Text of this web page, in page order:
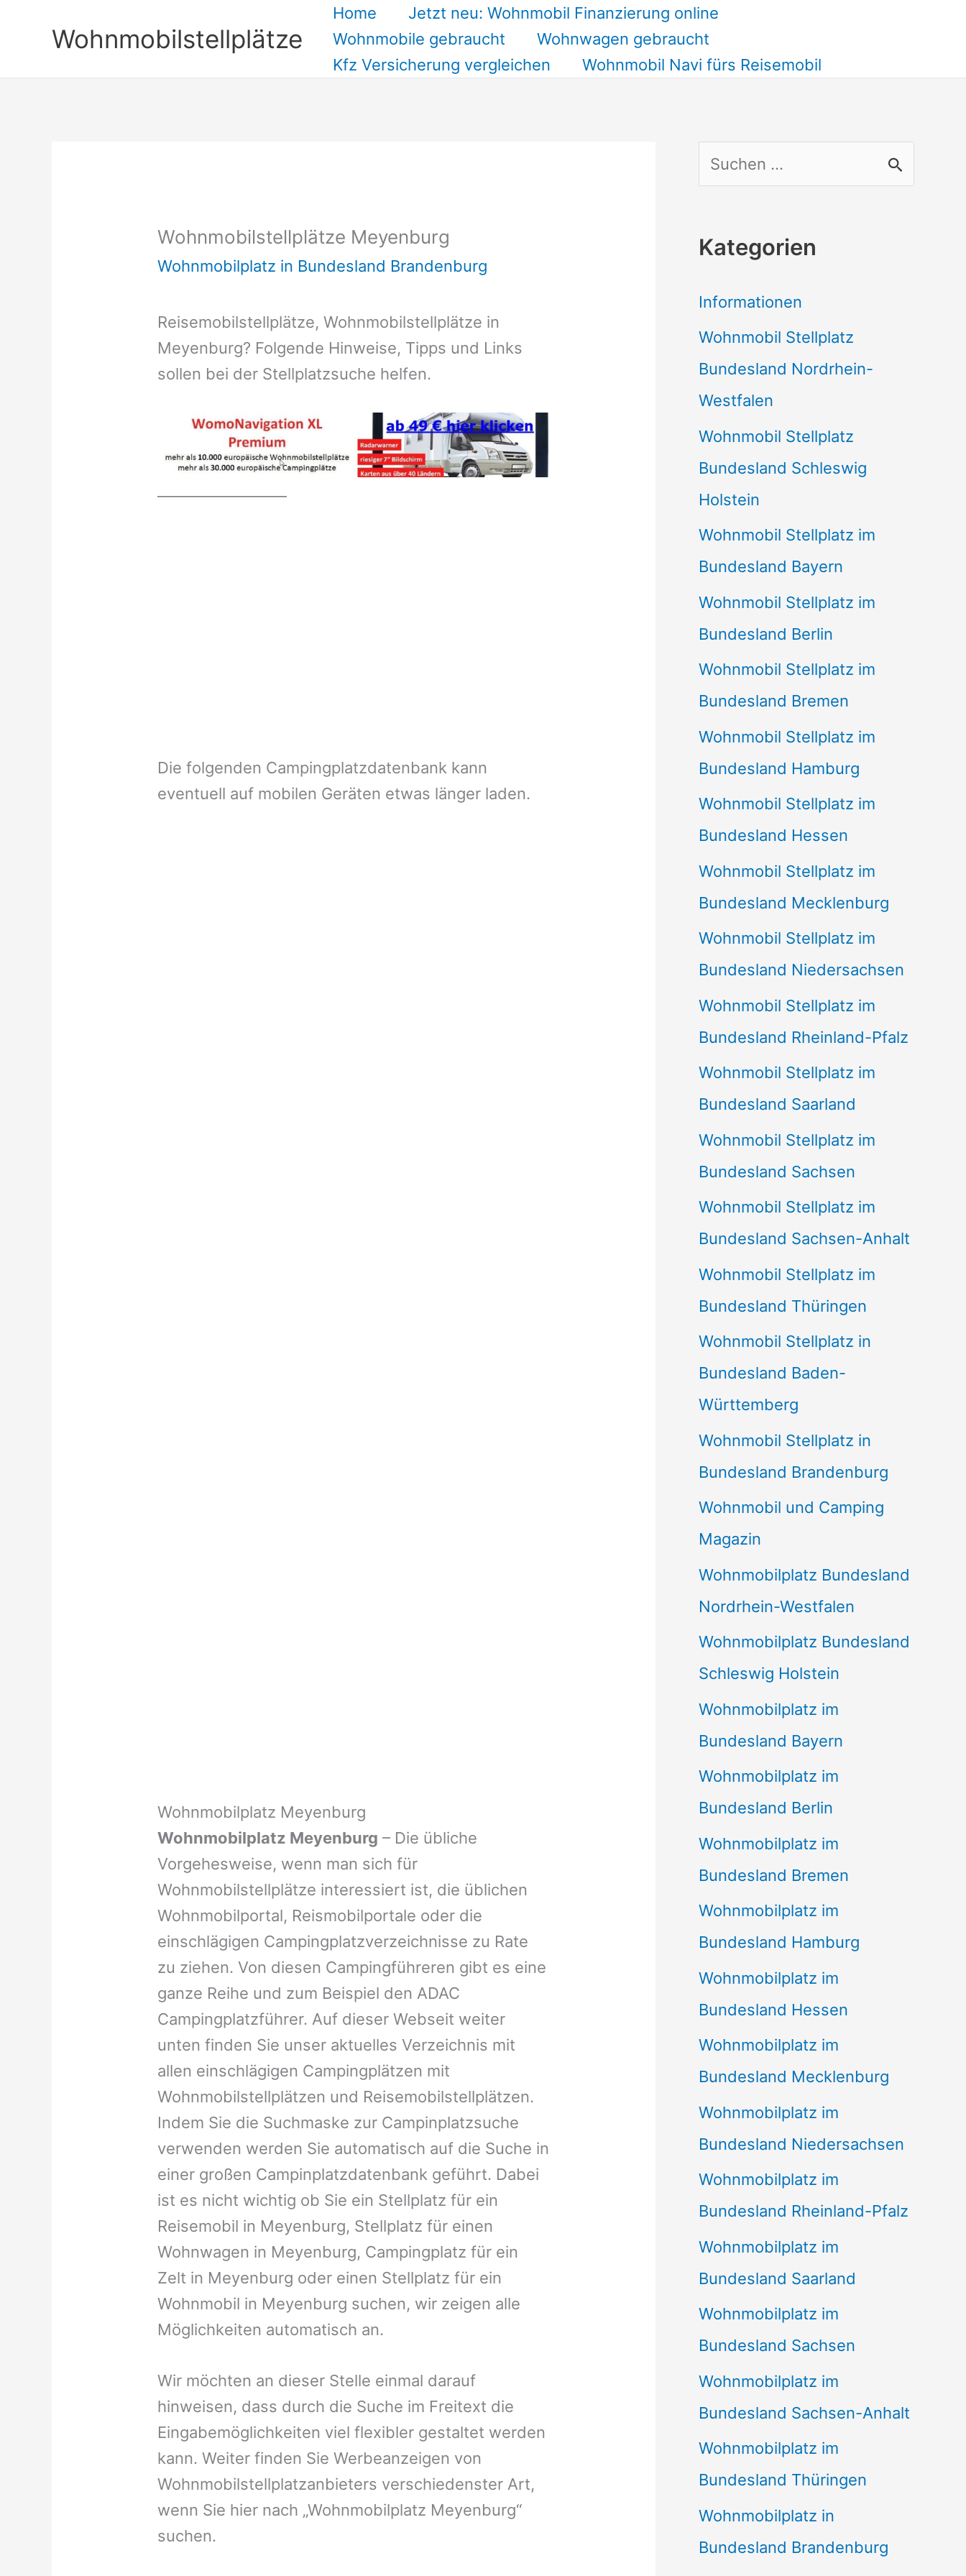
Wohnmobilstellplätze
Home
Jetzt neu: Wohnmobil Finanzierung online
Wohnmobile gebraucht
Wohnwagen gebraucht
Kfz Versicherung vergleichen
Wohnmobil Navi fürs Reisemobil
Wohnmobilstellplätze Meyenburg
Wohnmobilplatz in Bundesland Brandenburg
Reisemobilstellplätze, Wohnmobilstellplätze in
Meyenburg? Folgende Hinweise, Tipps und Links
sollen bei der Stellplatzsuche helfen.
Die folgenden Campingplatzdatenbank kann
eventuell auf mobilen Geräten etwas länger laden.
Wohnmobilplatz Meyenburg
Wohnmobilplatz Meyenburg – Die übliche
Vorgehesweise, wenn man sich für
Wohnmobilstellplätze interessiert ist, die üblichen
Wohnmobilportal, Reismobilportale oder die
einschlägigen Campingplatzverzeichnisse zu Rate
zu ziehen. Von diesen Campingführeren gibt es eine
ganze Reihe und zum Beispiel den ADAC
Campingplatzführer. Auf dieser Webseit weiter
unten finden Sie unser aktuelles Verzeichnis mit
allen einschlägigen Campingplätzen mit
Wohnmobilstellplätzen und Reisemobilstellplätzen.
Indem Sie die Suchmaske zur Campinplatzsuche
verwenden werden Sie automatisch auf die Suche in
einer großen Campinplatzdatenbank geführt. Dabei
ist es nicht wichtig ob Sie ein Stellplatz für ein
Reisemobil in Meyenburg, Stellplatz für einen
Wohnwagen in Meyenburg, Campingplatz für ein
Zelt in Meyenburg oder einen Stellplatz für ein
Wohnmobil in Meyenburg suchen, wir zeigen alle
Möglichkeiten automatisch an.
Wir möchten an dieser Stelle einmal darauf
hinweisen, dass durch die Suche im Freitext die
Eingabemöglichkeiten viel flexibler gestaltet werden
kann. Weiter finden Sie Werbeanzeigen von
Wohnmobilstellplatzanbieters verschiedenster Art,
wenn Sie hier nach „Wohnmobilplatz Meyenburg“
suchen.
u
h
n
a
c
h
:
Kategorien
Informationen
Wohnmobil Stellplatz
Bundesland Nordrhein-
Westfalen
Wohnmobil Stellplatz
Bundesland Schleswig
Holstein
Wohnmobil Stellplatz im
Bundesland Bayern
Wohnmobil Stellplatz im
Bundesland Berlin
Wohnmobil Stellplatz im
Bundesland Bremen
Wohnmobil Stellplatz im
Bundesland Hamburg
Wohnmobil Stellplatz im
Bundesland Hessen
Wohnmobil Stellplatz im
Bundesland Mecklenburg
Wohnmobil Stellplatz im
Bundesland Niedersachsen
Wohnmobil Stellplatz im
Bundesland Rheinland-Pfalz
Wohnmobil Stellplatz im
Bundesland Saarland
Wohnmobil Stellplatz im
Bundesland Sachsen
Wohnmobil Stellplatz im
Bundesland Sachsen-Anhalt
Wohnmobil Stellplatz im
Bundesland Thüringen
Wohnmobil Stellplatz in
Bundesland Baden-
Württemberg
Wohnmobil Stellplatz in
Bundesland Brandenburg
Wohnmobil und Camping
Magazin
Wohnmobilplatz Bundesland
Nordrhein-Westfalen
Wohnmobilplatz Bundesland
Schleswig Holstein
Wohnmobilplatz im
Bundesland Bayern
Wohnmobilplatz im
Bundesland Berlin
Wohnmobilplatz im
Bundesland Bremen
Wohnmobilplatz im
Bundesland Hamburg
Wohnmobilplatz im
Bundesland Hessen
Wohnmobilplatz im
Bundesland Mecklenburg
Wohnmobilplatz im
Bundesland Niedersachsen
Wohnmobilplatz im
Bundesland Rheinland-Pfalz
Wohnmobilplatz im
Bundesland Saarland
Wohnmobilplatz im
Bundesland Sachsen
Wohnmobilplatz im
Bundesland Sachsen-Anhalt
Wohnmobilplatz im
Bundesland Thüringen
Wohnmobilplatz in
Bundesland Brandenburg